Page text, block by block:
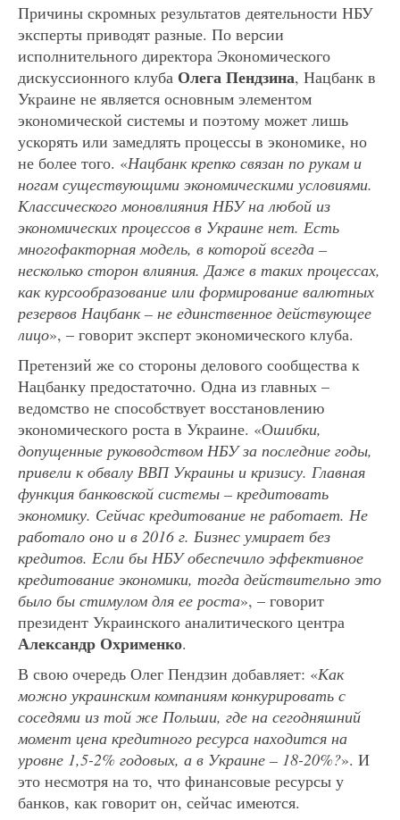
Причины скромных результатов деятельности НБУ
эксперты приводят разные. По версии
исполнительного директора Экономического
дискуссионного клуба Олега Пендзина, Нацбанк в
Украине не является основным элементом
экономической системы и поэтому может лишь
ускорять или замедлять процессы в экономике, но
не более того. «Нацбанк крепко связан по рукам и
ногам существующими экономическими условиями.
Классического моновлияния НБУ на любой из
экономических процессов в Украине нет. Есть
многофакторная модель, в которой всегда –
несколько сторон влияния. Даже в таких процессах,
как курсообразование или формирование валютных
резервов Нацбанк – не единственное действующее
лицо», – говорит эксперт экономического клуба.
Претензий же со стороны делового сообщества к
Нацбанку предостаточно. Одна из главных –
ведомство не способствует восстановлению
экономического роста в Украине. «Ошибки,
допущенные руководством НБУ за последние годы,
привели к обвалу ВВП Украины и кризису. Главная
функция банковской системы – кредитовать
экономику. Сейчас кредитование не работает. Не
работало оно и в 2016 г. Бизнес умирает без
кредитов. Если бы НБУ обеспечило эффективное
кредитование экономики, тогда действительно это
было бы стимулом для ее роста», – говорит
президент Украинского аналитического центра
Александр Охрименко.
В свою очередь Олег Пендзин добавляет: «Как
можно украинским компаниям конкурировать с
соседями из той же Польши, где на сегодняшний
момент цена кредитного ресурса находится на
уровне 1,5-2% годовых, а в Украине – 18-20%?». И
это несмотря на то, что финансовые ресурсы у
банков, как говорит он, сейчас имеются.